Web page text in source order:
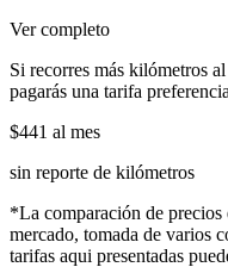
Ver completo
Si recorres más kilómetros
pagarás una tarifa
$441 al mes
sin reporte de kilómetros
*La comparación de precios
mercado, tomada de varios
tarifas aqui presentadas